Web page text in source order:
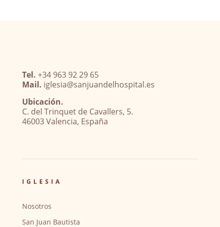
Tel. +34 963 92 29 65
Mail. iglesia@sanjuandelhospital.es
Ubicación.
C. del Trinquet de Cavallers, 5.
46003 Valencia, España
IGLESIA
Nosotros
San Juan Bautista